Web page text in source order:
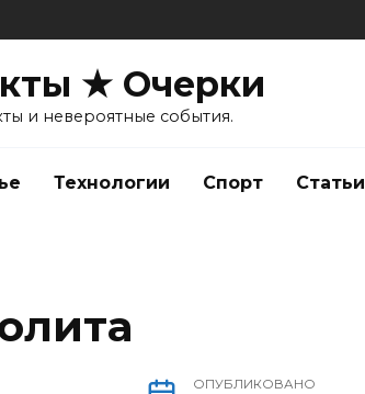
★ Очерки
и невероятные события.
Технологии Спорт Статьи
ОПУБЛИКОВАНО